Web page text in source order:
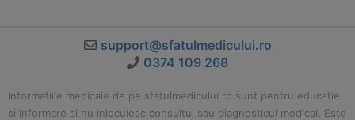
support@sfatulmedicului.ro
0374 109 268
Informatiile medicale de pe sfatulmedicului.ro sunt pentru educatie
si informare si nu inlocuiesc consultul sau diagnosticul medical. Este